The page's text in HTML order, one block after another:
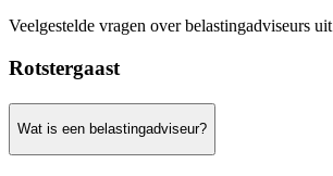
Veelgestelde vragen over belastingadviseurs uit
Rotstergaast
Wat is een belastingadviseur?